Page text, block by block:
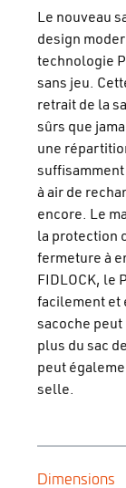
Le nouveau
design
technologie
sans jeu.
retrait de la
sûrs que
une
à air de
encore. Le
la protection
fermeture à
FIDLOCK, le
facilement et
sacoche peut
plus du sac
peut
selle.
Dimensions